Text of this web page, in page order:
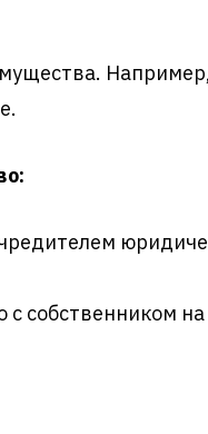
собственником